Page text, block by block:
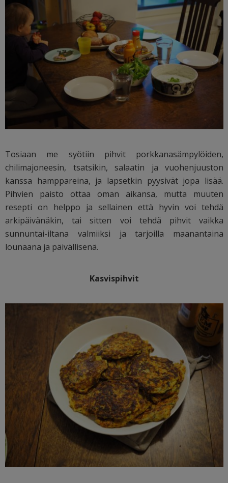
Tosiaan me syötiin pihvit porkkanasämpylöiden,
chilimajoneesin, tsatsikin, salaatin ja vuohenjuuston
kanssa hamppareina, ja lapsetkin pyysivät jopa lisää.
Pihvien paisto ottaa oman aikansa, mutta muuten
resepti on helppo ja sellainen että hyvin voi tehdä
arkipäivänäkin, tai sitten voi tehdä pihvit vaikka
sunnuntai-iltana valmiiksi ja tarjoilla maanantaina
lounaana ja päivällisenä.
Kasvispihvit